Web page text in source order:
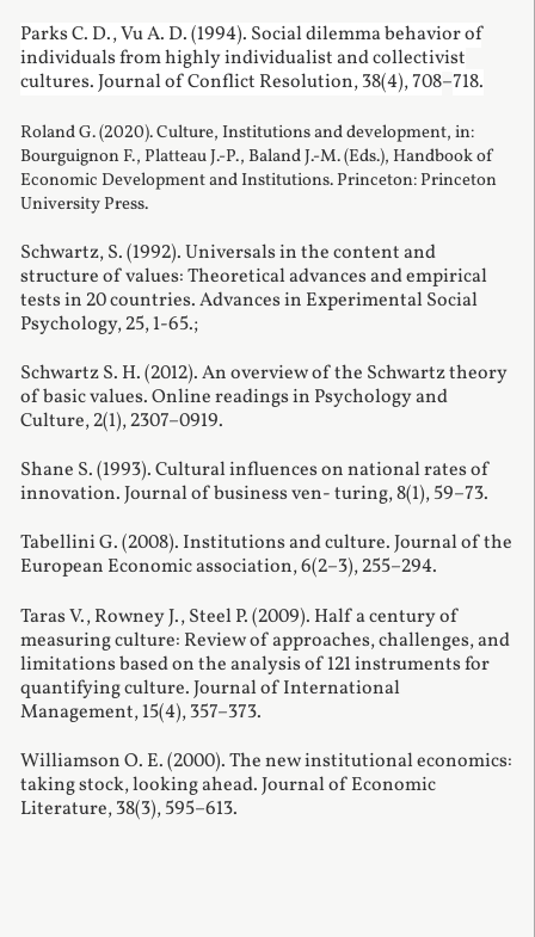
Parks C. D., Vu A. D. (1994). Social dilemma behavior of
individuals from highly individualist and collectivist
cultures. Journal of Conflict Resolution, 38(4), 708–718.
Roland G. (2020). Culture, Institutions and development, in:
Bourguignon F., Platteau J.-P., Baland J.-M. (Eds.), Handbook of
Economic Development and Institutions. Princeton: Princeton
University Press.
Schwartz, S. (1992). Universals in the content and
structure of values: Theoretical advances and empirical
tests in 20 countries. Advances in Experimental Social
Psychology, 25, 1-65.;
Schwartz S. H. (2012). An overview of the Schwartz theory
of basic values. Online readings in Psychology and
Culture, 2(1), 2307–0919.
Shane S. (1993). Cultural influences on national rates of
innovation. Journal of business ven- turing, 8(1), 59–73.
Tabellini G. (2008). Institutions and culture. Journal of the
European Economic association, 6(2–3), 255–294.
Taras V., Rowney J., Steel P. (2009). Half a century of
measuring culture: Review of approaches, challenges, and
limitations based on the analysis of 121 instruments for
quantifying culture.Journal of International
Management, 15(4), 357–373.
Williamson O. E. (2000). The new institutional economics:
taking stock, looking ahead.Journal ofEconomic
Literature, 38(3), 595–613.